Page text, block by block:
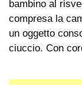
bambino al
compresa la
un oggetto
ciuccio. Con